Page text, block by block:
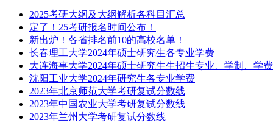
2025考研大纲及大纲解析各科目汇总
定了！25考研报名时间公布！
新出炉！各省排名前10的高校名单！
长春理工大学2024年硕士研究生各专业学费
大连海事大学2024年硕士研究生生招生专业、学制、学
沈阳工业大学2024年研究生各专业学费
2023年北京师范大学考研复试分数线
2023年中国农业大学考研复试分数线
2023年兰州大学考研复试分数线